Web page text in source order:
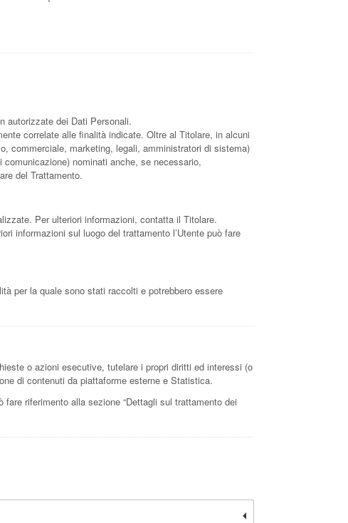
autorizzate dei Dati Personali.
correlate alle finalità indicate. Oltre al Titolare, in alcuni
commerciale, marketing, legali, amministratori di sistema)
nominati anche, se necessario,
del Trattamento.
Per ulteriori informazioni, contatta il Titolare.
informazioni sul luogo del trattamento l’Utente può fare
per la quale sono stati raccolti e potrebbero essere
o azioni esecutive, tutelare i propri diritti ed interessi (o
di contenuti da piattaforme esterne e Statistica.
riferimento alla sezione “Dettagli sul trattamento dei